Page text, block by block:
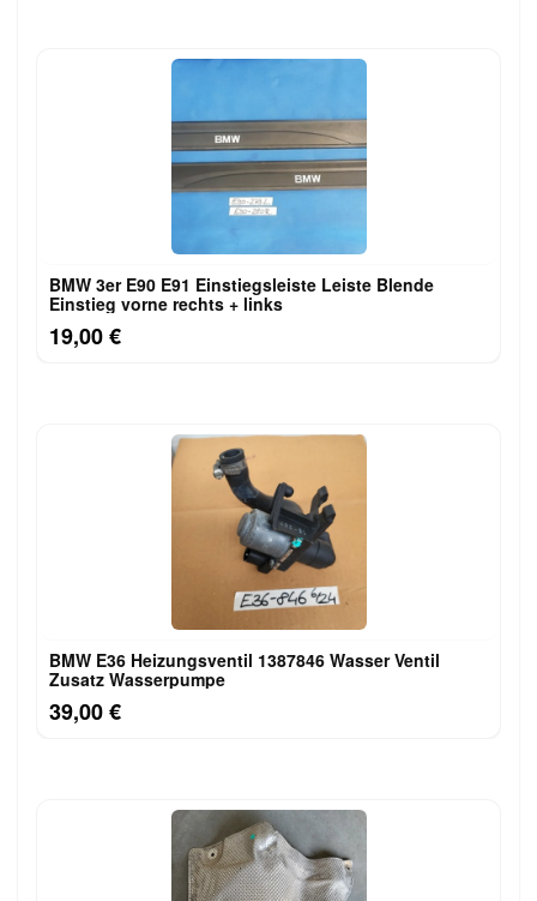
BMW 3er E90 E91 Einstiegsleiste Leiste Blende
Einstieg vorne rechts + links
19,00 €
BMW E36 Heizungsventil 1387846 Wasser Ventil
Zusatz Wasserpumpe
39,00 €